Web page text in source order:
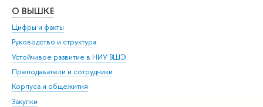
О ВЫШКЕ
Цифры и факты
Руководство и структура
Устойчивое развитие в НИУ ВШЭ
Преподаватели и сотрудники
Корпуса и общежития
Закупки